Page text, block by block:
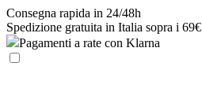
Skip
to
content
Consegna rapida in 24/48h
Spedizione gratuita in Italia sopra i 69€
Pagamenti a rate con Klarna